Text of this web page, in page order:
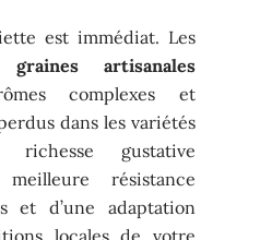
est immédiat. Les
graines artisanales
complexes et
dans les variétés
richesse gustative
meilleure résistance
et d’une adaptation